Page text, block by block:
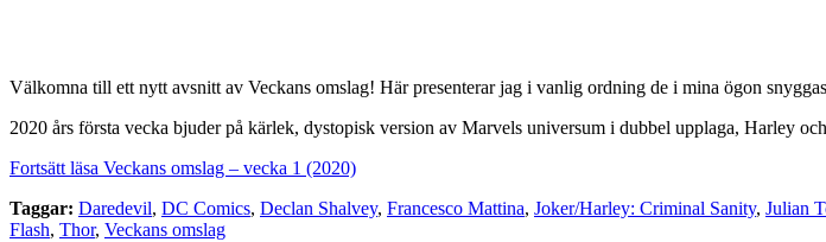
Välkomna till ett nytt avsnitt av Veckans omslag! Här presenterar jag i vanlig ordning de i mina ögon
2020 års första vecka bjuder på kärlek, dystopisk version av Marvels universum i dubbel upplaga, Harley
Fortsätt läsa Veckans omslag – vecka 1 (2020)
Taggar: Daredevil, DC Comics, Declan Shalvey, Francesco Mattina, Joker/Harley: Criminal Sanity, Julian
Flash, Thor, Veckans omslag